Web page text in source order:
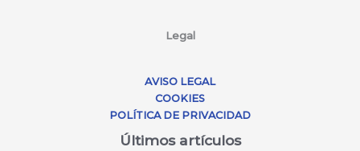
Legal
AVISO LEGAL
COOKIES
POLÍTICA DE PRIVACIDAD
Últimos artículos